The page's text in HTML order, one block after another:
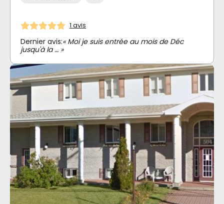
1 avis
Dernier avis:« Moi je suis entrée au mois de Déc
jusqu'à la … »